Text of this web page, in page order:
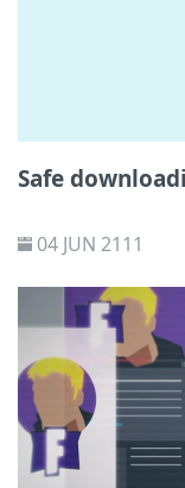
Safe
04 JUN 2111